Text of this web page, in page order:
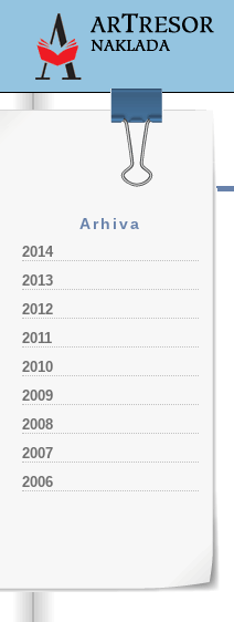
Arhiva
2014
2013
2012
2011
2010
2009
2008
2007
2006